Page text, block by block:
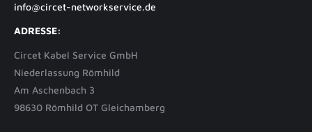
info@circet-networkservice.de
ADRESSE:
Circet Kabel Service GmbH
Niederlassung Römhild
Am Aschenbach 3
98630 Römhild OT Gleichamberg